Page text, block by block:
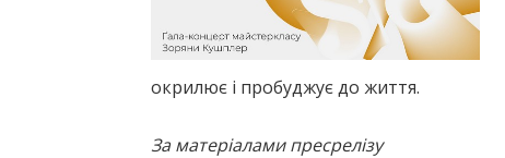
окрилює і пробуджує до життя.
За матеріалами пресрелізу